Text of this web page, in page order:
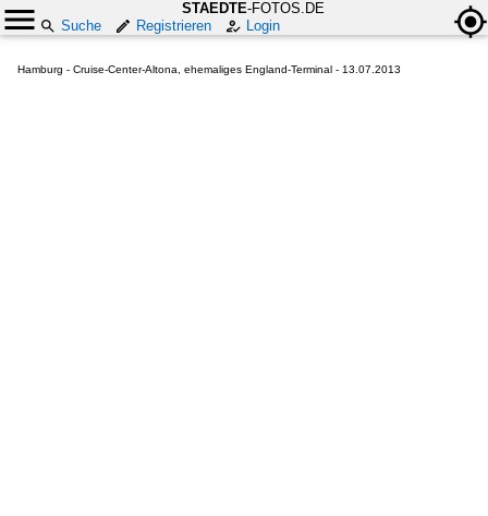
STAEDTE-FOTOS.DE
Suche
Registrieren Login
Hamburg - Cruise-Center-Altona, ehemaliges England-Terminal - 13.07.2013